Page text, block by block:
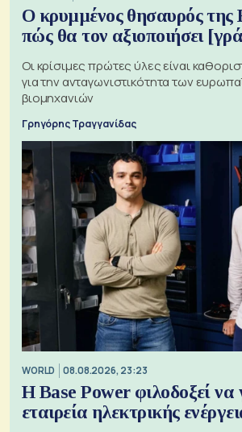
Ο κρυμμένος θησαυρός της
πώς θα τον αξιοποιήσει
Οι κρίσιμες πρώτες ύλες είναι
για την ανταγωνιστικότητα των
βιομηχανιών
Γρηγόρης Τραγγανίδας
WORLD 08.08.2026, 23:23
Η Base Power φιλοδοξεί να
εταιρεία ηλεκτρικής